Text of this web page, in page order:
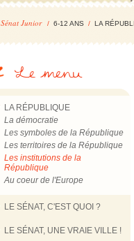
Sénat Junior / 6-12 ANS / LA
Le menu
LA RÉPUBLIQUE
La démocratie
Les symboles de la République
Les territoires de la République
Les institutions de la
République
Au coeur de l'Europe
LE SÉNAT, C'EST QUOI ?
LE SÉNAT, UNE VRAIE VILLE !